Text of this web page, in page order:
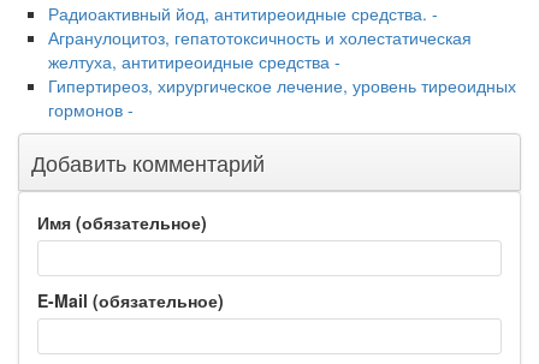
Радиоактивный йод, антитиреоидные средства. -
Агранулоцитоз, гепатотоксичность и холестатическая
желтуха, антитиреоидные средства -
Гипертиреоз, хирургическое лечение, уровень тиреоидных
гормонов -
Добавить комментарий
Имя (обязательное)
E-Mail (обязательное)